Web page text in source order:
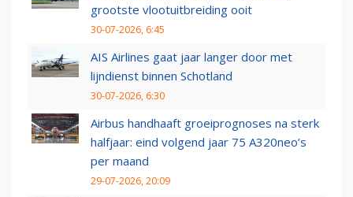
grootste vlootuitbreiding ooit
30-07-2026, 6:45
AIS Airlines gaat jaar langer door met
lijndienst binnen Schotland
30-07-2026, 6:30
Airbus handhaaft groeiprognoses na sterk
halfjaar: eind volgend jaar 75 A320neo’s
per maand
29-07-2026, 20:09